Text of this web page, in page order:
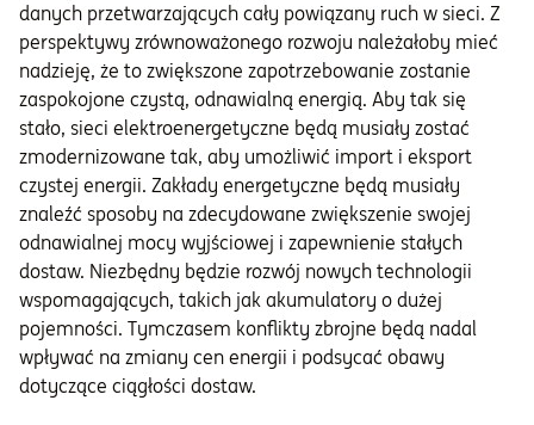
danych przetwarzających cały powiązany ruch w sieci. Z
perspektywy zrównoważonego rozwoju należałoby mieć
nadzieję, że to zwiększone zapotrzebowanie zostanie
zaspokojone czystą, odnawialną energią. Aby tak się
stało, sieci elektroenergetyczne będą musiały zostać
zmodernizowane tak, aby umożliwić import i eksport
czystej energii. Zakłady energetyczne będą musiały
znaleźć sposoby na zdecydowane zwiększenie swojej
odnawialnej mocy wyjściowej i zapewnienie stałych
dostaw. Niezbędny będzie rozwój nowych technologii
wspomagających, takich jak akumulatory o dużej
pojemności. Tymczasem konflikty zbrojne będą nadal
wpływać na zmiany cen energii i podsycać obawy
dotyczące ciągłości dostaw.